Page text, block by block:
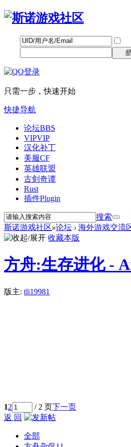
只需一步，快速开始
快捷导航
论坛BBS
VIPVIP
汉化补丁
美服CF
英雄联盟
古剑奇谭
Rust
插件Plugin
搜索
斯诺游戏社区»论坛 › 海外游戏交流
收藏本版
方舟:生存进化 -
版主: tli19981
12 / 2 页下一页
返 回
全部